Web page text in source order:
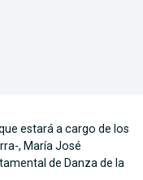
estará a cargo de los
, María José
de Danza de la